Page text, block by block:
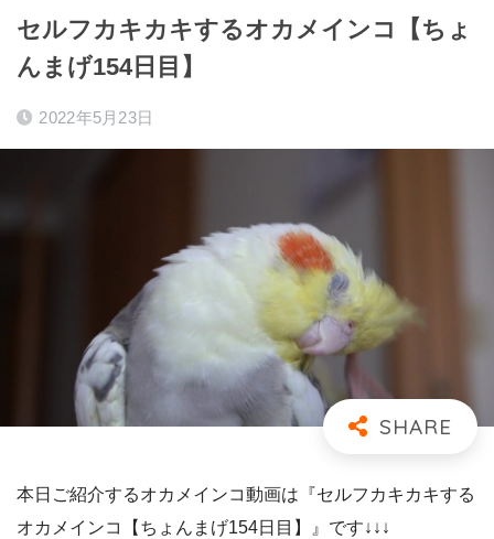
セルフカキカキするオカメインコ【ちょ
んまげ154日目】
2022年5月23日
本日ご紹介するオカメインコ動画は『セルフカキカキする
オカメインコ【ちょんまげ154日目】』です↓↓↓